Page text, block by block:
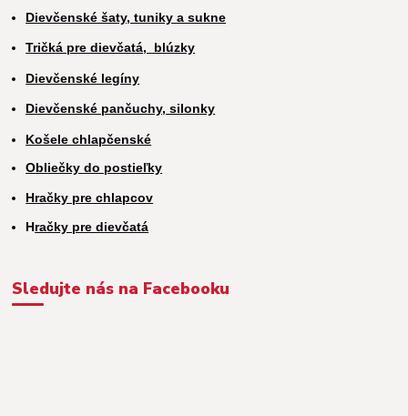
Dievčenské šaty, tuniky a sukne
Tričká pre dievčatá, blúzky
Dievčenské legíny
Dievčenské pančuchy, silonky
Košele chlapčenské
Obliečky do postieľky
Hračky pre chlapcov
Hračky pre dievčatá
Sledujte nás na Facebooku